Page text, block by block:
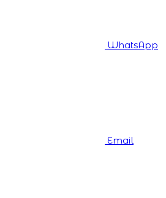
WhatsApp
Email